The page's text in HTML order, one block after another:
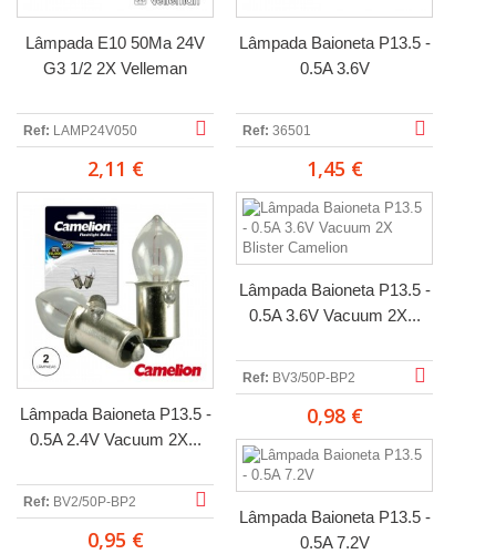
Lâmpada E10 50Ma 24V
G3 1/2 2X Velleman
Ref: LAMP24V050
2,11 €
Lâmpada Baioneta P13.5 -
0.5A 3.6V
Ref: 36501
1,45 €
Lâmpada Baioneta P13.5 -
0.5A 2.4V Vacuum 2X...
Ref: BV2/50P-BP2
0,95 €
Lâmpada Baioneta P13.5 -
0.5A 3.6V Vacuum 2X...
Ref: BV3/50P-BP2
0,98 €
Lâmpada Baioneta P13.5 -
0.5A 7.2V